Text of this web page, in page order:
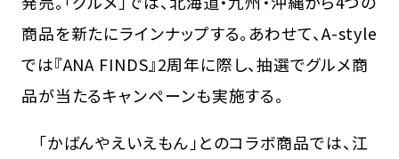
商品を新たにラインナップする。あわせて、A-style
では『ANA FINDS』2周年に際し、抽選でグルメ商
品が当たるキャンペーンも実施する。
「かばんやえいえもん」とのコラボ商品では、江